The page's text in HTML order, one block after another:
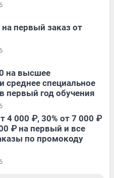
первый заказ от
на высшее
среднее специальное
первый год обучения
4 000 ₽, 30% от 7 000 ₽
₽ на первый и все
по промокоду